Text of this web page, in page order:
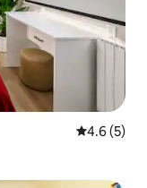
4.6 (5)